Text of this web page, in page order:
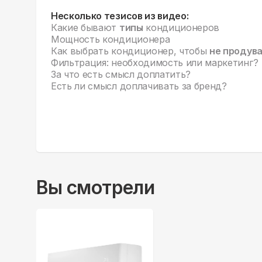
Несколько тезисов из видео:
Какие бывают типы кондиционеров
Мощность кондиционера
Как выбрать кондиционер, чтобы не
Фильтрация: необходимость или маркетинг?
За что есть смысл доплатить?
Есть ли смысл доплачивать за бренд?
Вы смотрели